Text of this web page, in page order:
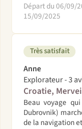
Départ du 06/09/
15/09/2025
Très satisfait
Anne
Explorateur - 3
Croatie,
Beau voyage
Dubrovnik)
de la navigation